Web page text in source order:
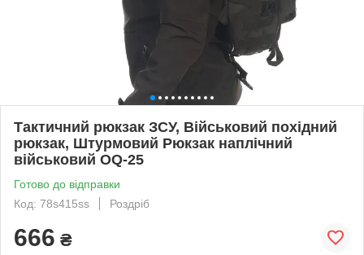
Тактичний рюкзак ЗСУ, Військовий похідний
рюкзак, Штурмовий Рюкзак наплічний
військовий OQ-25
Готово до відправки
Код: 78s415ss
Роздріб
666 ₴